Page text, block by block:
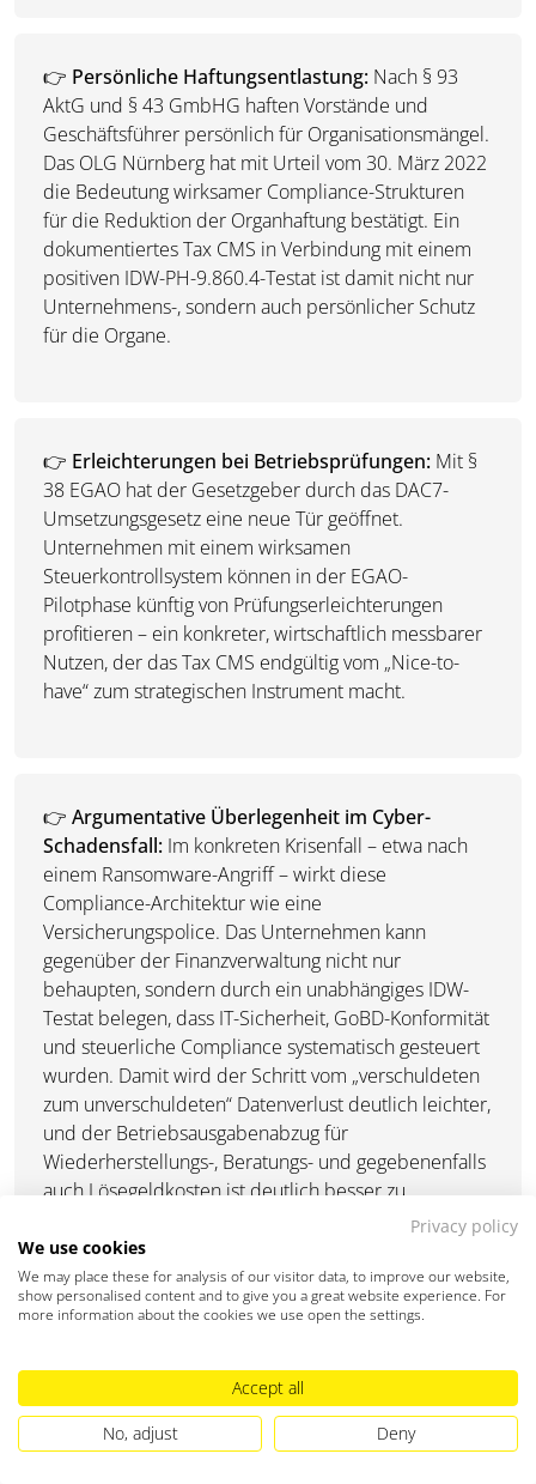
👉 Persönliche Haftungsentlastung: Nach § 93
AktG und § 43 GmbHG haften Vorstände und
Geschäftsführer persönlich für Organisationsmängel.
Das OLG Nürnberg hat mit Urteil vom 30. März 2022
die Bedeutung wirksamer Compliance-Strukturen
für die Reduktion der Organhaftung bestätigt. Ein
dokumentiertes Tax CMS in Verbindung mit einem
positiven IDW-PH-9.860.4-Testat ist damit nicht nur
Unternehmens-, sondern auch persönlicher Schutz
für die Organe.
👉 Erleichterungen bei Betriebsprüfungen: Mit §
38 EGAO hat der Gesetzgeber durch das DAC7-
Umsetzungsgesetz eine neue Tür geöffnet.
Unternehmen mit einem wirksamen
Steuerkontrollsystem können in der EGAO-
Pilotphase künftig von Prüfungserleichterungen
profitieren – ein konkreter, wirtschaftlich messbarer
Nutzen, der das Tax CMS endgültig vom „Nice-to-
have“ zum strategischen Instrument macht.
👉 Argumentative Überlegenheit im Cyber-
Schadensfall: Im konkreten Krisenfall – etwa nach
einem Ransomware-Angriff – wirkt diese
Compliance-Architektur wie eine
Versicherungspolice. Das Unternehmen kann
gegenüber der Finanzverwaltung nicht nur
behaupten, sondern durch ein unabhängiges IDW-
Testat belegen, dass IT-Sicherheit, GoBD-Konformität
und steuerliche Compliance systematisch gesteuert
wurden. Damit wird der Schritt vom „verschuldeten
zum unverschuldeten“ Datenverlust deutlich leichter,
und der Betriebsausgabenabzug für
Wiederherstellungs-, Beratungs- und gegebenenfalls
auch Lösegeldkosten ist deutlich besser zu
4. Acht Schritte vom Risiko zur
Resilienz
Privacy policy
We use cookies
We may place these for analysis of our visitor data, to improve our website,
show personalised content and to give you a great website experience. For
more information about the cookies we use open the settings.
Accept all
No, adjust
Deny